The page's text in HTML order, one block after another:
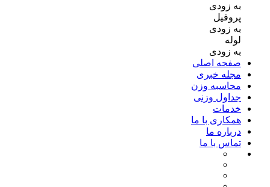
به زودی
پروفیل
به زودی
لوله
به زودی
صفحه اصلی
مجله خبری
محاسبه وزن
جداول وزنی
خدمات
همکاری با ما
درباره ما
تماس با ما